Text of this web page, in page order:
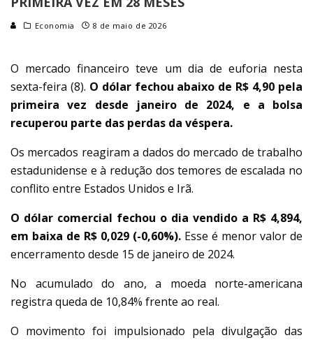
Economia 8 de maio de 2026
O mercado financeiro teve um dia de euforia nesta
sexta-feira (8). O dólar fechou abaixo de R$ 4,90 pela
primeira vez desde janeiro de 2024, e a bolsa
recuperou parte das perdas da véspera.
Os mercados reagiram a dados do mercado de trabalho
estadunidense e à redução dos temores de escalada no
conflito entre Estados Unidos e Irã.
O dólar comercial fechou o dia vendido a R$ 4,894,
em baixa de R$ 0,029 (-0,60%). Esse é menor valor de
encerramento desde 15 de janeiro de 2024.
No acumulado do ano, a moeda norte-americana
registra queda de 10,84% frente ao real.
O movimento foi impulsionado pela divulgação das